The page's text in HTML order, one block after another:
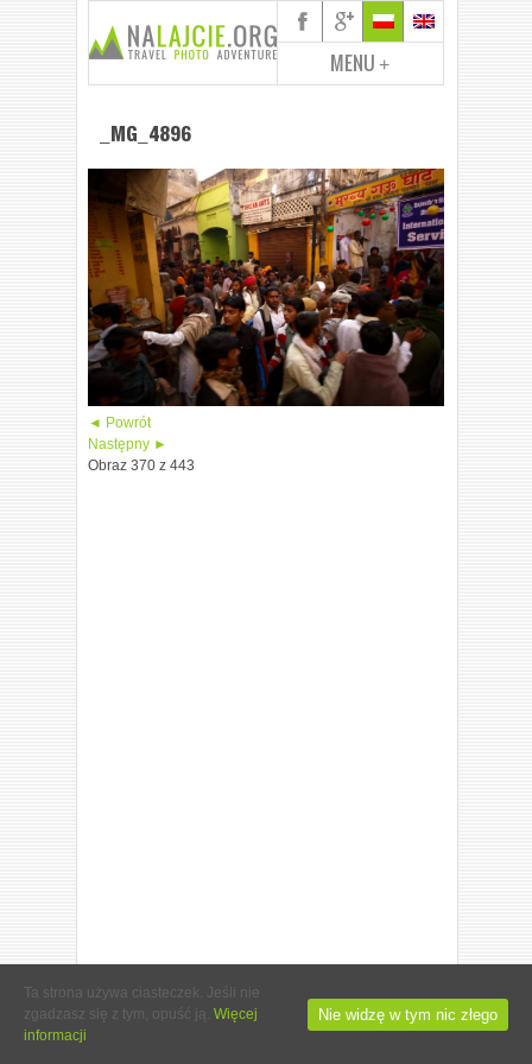
MENU +
_MG_4896
◄ Powrót
Następny ►
Obraz 370 z 443
Ta strona używa ciasteczek. Jeśli nie
zgadzasz się z tym, opuść ją. Więcej
informacji
Nie widzę w tym nic złego